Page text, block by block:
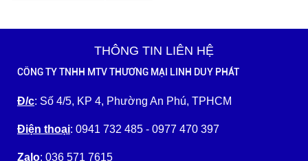
THÔNG TIN LIÊN HỆ
CÔNG TY TNHH MTV THƯƠNG MẠI LINH DUY PHÁT
Đ/c: Số 4/5, KP 4, Phường An Phú, TPHCM
Điện thoại: 0941 732 485 - 0977 470 397
Zalo: 036 571 7615